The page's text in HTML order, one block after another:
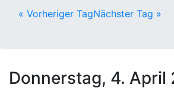
« Vorheriger TagNächster Tag »
Donnerstag, 4. April